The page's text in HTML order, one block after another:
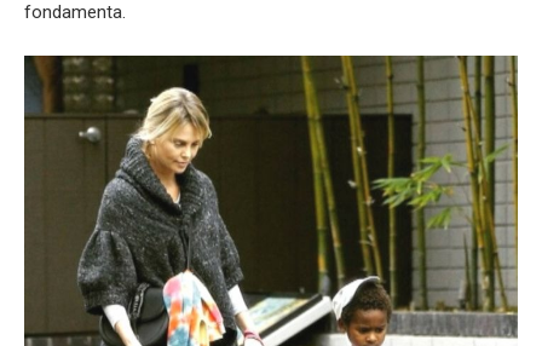
fondamenta.